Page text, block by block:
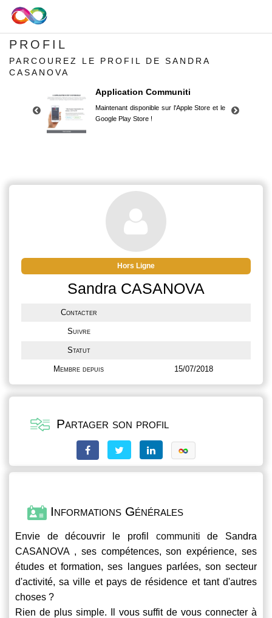
PROFIL
PARCOUREZ LE PROFIL DE SANDRA
CASANOVA
Application Communiti
Maintenant disponible sur l'Apple Store et le
Google Play Store !
Google Play Store !
Hors Ligne
Sandra CASANOVA
Contacter
Suivre
Statut
Membre depuis 15/07/2018
Partager son profil
Informations Générales
Envie de découvrir le profil communiti de Sandra
CASANOVA , ses compétences, son expérience, ses
études et formation, ses langues parlées, son secteur
d'activité, sa ville et pays de résidence et tant d'autres
choses ?
Rien de plus simple. Il vous suffit de vous connecter à